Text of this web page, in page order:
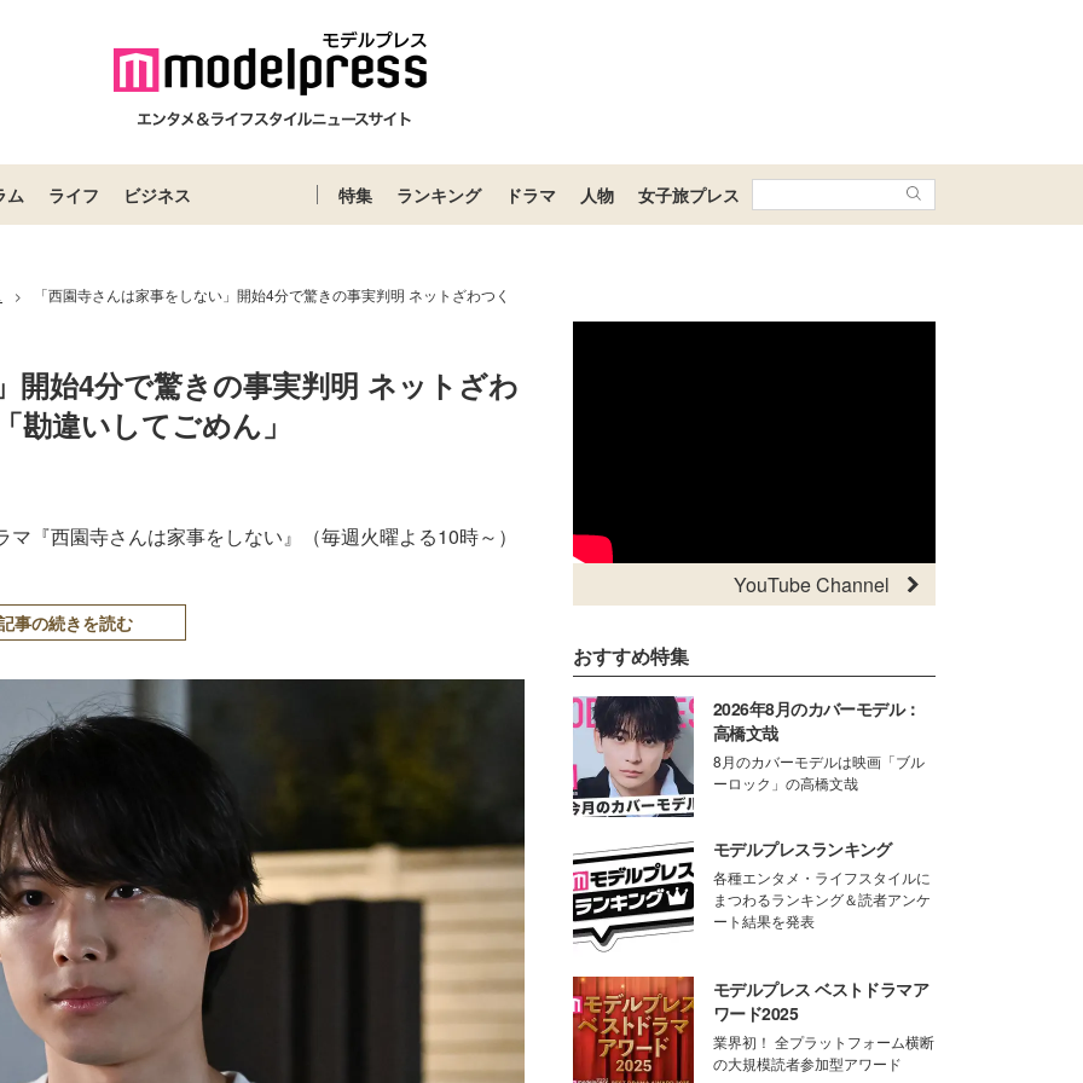
ム ライフ ビジネス 特集 ランキング ドラマ 人物 女子旅プレス
> 「西園寺さんは家事をしない」開始4分で驚きの事実判明 ネットざわつく
開始4分で驚きの事実判明 ネットざわ
違いしてごめん」
『西園寺さんは家事をしない』（毎週火曜よる10時～）
事の続きを読む
YouTube Channel
おすすめ特集
2026年8月のカバーモデル：
高橋文哉
8月のカバーモデルは映画「ブル
ーロック」の高橋文哉
モデルプレスランキング
各種エンタメ・ライフスタイルに
まつわるランキング＆読者アンケ
ート結果を発表
モデルプレス ベストドラマア
ワード2025
業界初！ 全プラットフォーム横断
の大規模読者参加型アワード